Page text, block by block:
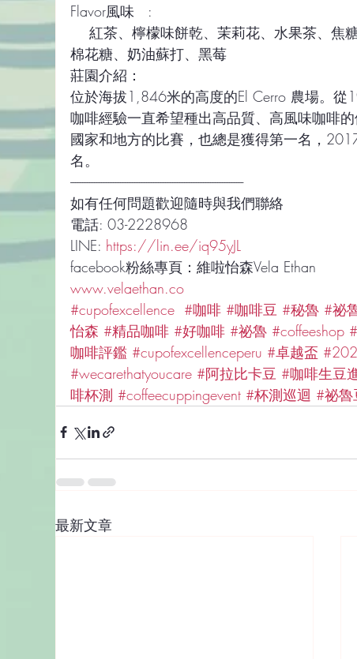
Flavor風味   :
棉花糖、奶油蘇打、黑莓
莊園介紹：
位於海拔1,846米的高度的El Cerro 農場。
咖啡經驗一直希望種出高品質、高風味咖啡
國家和地方的比賽，也總是獲得第一名，
名。
-------------------------------------------------------------------------
如有任何問題歡迎隨時與我們聯絡
電話: 03-2228968
LINE: https://lin.ee/iq95yJL
facebook粉絲專頁：維啦怡森Vela Ethan
www.velaethan.co
#cupofexcellence #咖啡 #咖啡豆 #秘魯 #祕
怡森 #精品咖啡 #好咖啡 #祕魯 #coffeeshop
咖啡評鑑 #cupofexcellenceperu #卓越盃
#wecarethatyoucare #阿拉比卡豆 #咖啡生豆
啡杯測 #coffeecuppingevent #杯測巡迴 #祕魯
最新文章